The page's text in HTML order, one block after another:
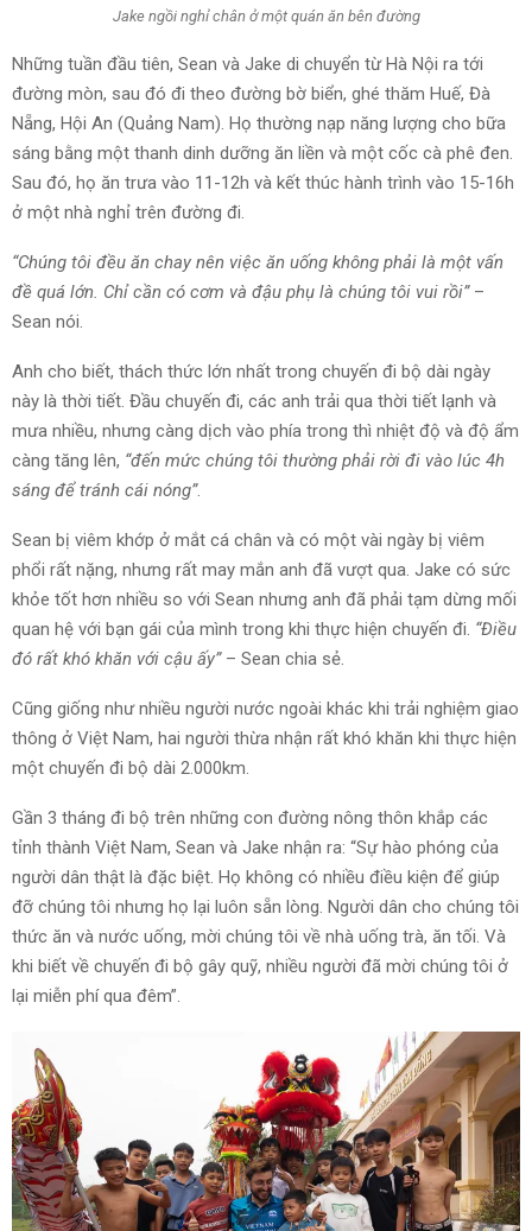
Jake ngồi nghỉ chân ở một quán ăn bên đường
Những tuần đầu tiên, Sean và Jake di chuyển từ Hà Nội ra tới
đường mòn, sau đó đi theo đường bờ biển, ghé thăm Huế, Đà
Nẵng, Hội An (Quảng Nam). Họ thường nạp năng lượng cho bữa
sáng bằng một thanh dinh dưỡng ăn liền và một cốc cà phê đen.
Sau đó, họ ăn trưa vào 11-12h và kết thúc hành trình vào 15-16h
ở một nhà nghỉ trên đường đi.
“Chúng tôi đều ăn chay nên việc ăn uống không phải là một vấn
đề quá lớn. Chỉ cần có cơm và đậu phụ là chúng tôi vui rồi”–
Sean nói.
Anh cho biết, thách thức lớn nhất trong chuyến đi bộ dài ngày
này là thời tiết. Đầu chuyến đi, các anh trải qua thời tiết lạnh và
mưa nhiều, nhưng càng dịch vào phía trong thì nhiệt độ và độ ẩm
càng tăng lên, “đến mức chúng tôi thường phải rời đi vào lúc 4h
sáng để tránh cái nóng”.
Sean bị viêm khớp ở mắt cá chân và có một vài ngày bị viêm
phổi rất nặng, nhưng rất may mắn anh đã vượt qua. Jake có sức
khỏe tốt hơn nhiều so với Sean nhưng anh đã phải tạm dừng mối
quan hệ với bạn gái của mình trong khi thực hiện chuyến đi. “Điều
đó rất khó khăn với cậu ấy”– Sean chia sẻ.
Cũng giống như nhiều người nước ngoài khác khi trải nghiệm giao
thông ở Việt Nam, hai người thừa nhận rất khó khăn khi thực hiện
một chuyến đi bộ dài 2.000km.
Gần 3 tháng đi bộ trên những con đường nông thôn khắp các
tỉnh thành Việt Nam, Sean và Jake nhận ra: “Sự hào phóng của
người dân thật là đặc biệt. Họ không có nhiều điều kiện để giúp
đỡ chúng tôi nhưng họ lại luôn sẵn lòng. Người dân cho chúng tôi
thức ăn và nước uống, mời chúng tôi về nhà uống trà, ăn tối. Và
khi biết về chuyến đi bộ gây quỹ, nhiều người đã mời chúng tôi ở
lại miễn phí qua đêm”.